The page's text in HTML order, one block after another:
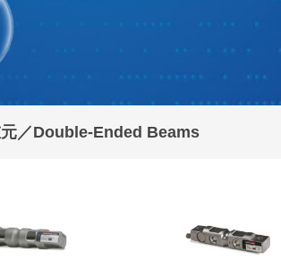
／Double-Ended Beams